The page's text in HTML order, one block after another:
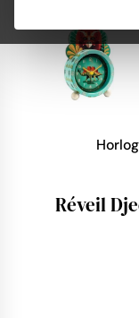
Réveil